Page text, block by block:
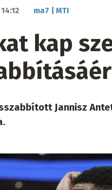
ma7 | MTI
kap
Jannisz